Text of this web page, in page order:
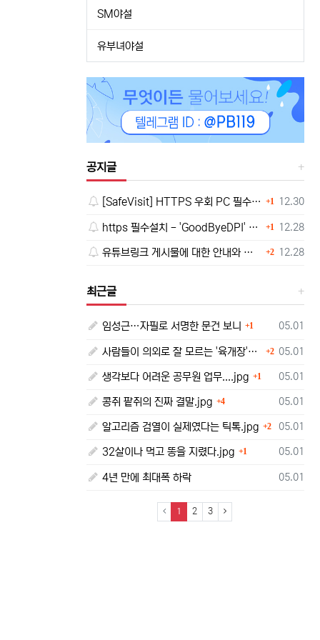
SM야설
유부녀야설
공지글
등록일
12.30
[SafeVisit] HTTPS 우회 PC 필수설치!, 모바일 최강속도 1댓글
등록일
12.28
https 필수설치 - 'GoodByeDPI' 프로그램 다운로드<< 1 댓글
등록일
12.28
유튜브링크 게시물에 대한 안내와 삭제 요청 공지 2댓글
최근글
등록일
05.01
임성근…자필로 서명한 문건 보니 1댓글
등록일
05.01
사람들이 의외로 잘 모르는 '육개장'의 뜻.jpg 2댓글
등록일
05.01
생각보다 어려운 공무원 업무....jpg 1
등록일
05.01
콩쥐 팥쥐의 진짜 결말.jpg 4댓글
등록일
05.01
알고리즘 검열이 실제였다는 틱톡.jpg 2댓글
등록일
05.01
32살이나 먹고 똥을 지렸다.jpg 1댓글
등록일
05.01
4년 만에 최대폭 하락
1 (current)
2 3